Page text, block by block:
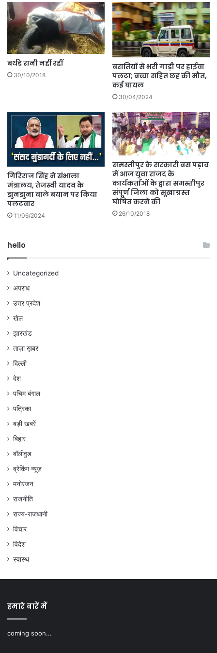
बर्थडे रानी नहीं रहीं
30/10/2018
बरातियों से भरी गाड़ी पर हाईवा
पलटा; बच्चा सहित छह की मौत,
कई घायल
30/04/2024
गिरिराज सिंह ने संभाला
मंत्रालय, तेजस्वी यादव के
झुनझुना वाले बयान पर किया
पलटवार
11/06/2024
समस्तीपुर के सरकारी बस पड़ाव
में आज युवा राजद के
कार्यकर्ताओं के द्वारा समस्तीपुर
संपूर्ण जिला को सूखाग्रस्त
घोषित करने की
26/10/2018
hello
Uncategorized
अपराध
उत्तर प्रदेश
खेल
झारखंड
ताज़ा ख़बर
दिल्ली
देश
पचिम बंगाल
पत्रिका
बड़ी खबरें
बिहार
बॉलीवुड
ब्रेकिंग न्यूज़
मनोरंजन
राजनीति
राज्य-राजधानी
विचार
विदेश
स्वास्थ
हमारे बारें में
coming soon...